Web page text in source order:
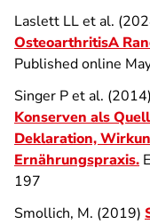
Laslett LL et al.
OsteoarthritisA
Published online
Singer P et al.
Konserven als
Deklaration,
Ernährungspraxis.
197
Smollich, M. (2019)